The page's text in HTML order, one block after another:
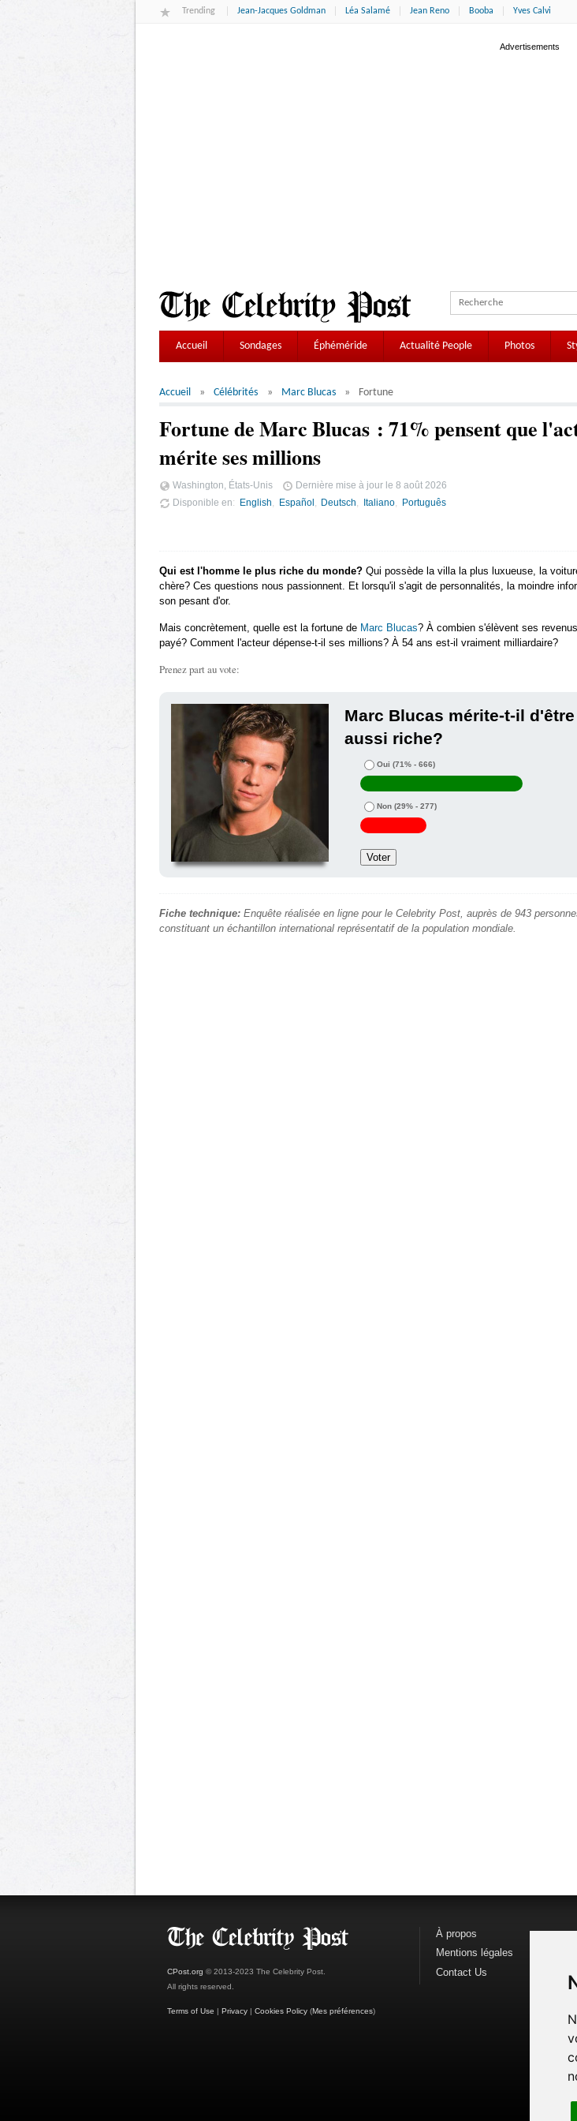
Trending Jean-Jacques Goldman Léa Salamé Jean Reno Booba Yves Calvi
Accueil Sondages Éphéméride Actualité People Photos
Accueil Célébrités Marc Blucas Fortune
Fortune de Marc Blucas : 71% pensent que
mérite ses millions
Washington, États-Unis Dernière mise à jour le 8 août 2026
Disponible en
English Español Deutsch Italiano Português
Qui est l'homme le plus riche du monde? Qui possède la villa la plus luxueuse, la
chère? Ces questions nous passionnent. Et lorsqu'il s'agit de personnalités, la moindre
son pesant d'or.
Mais concrètement, quelle est la fortune de Marc Blucas? À combien s'élèvent ses
payé? Comment l'acteur dépense-t-il ses millions? À 54 ans est-il vraiment milliardaire?
Prenez part au vote:
Marc Blucas mérite-t-il d'être
aussi riche?
Oui (71% - 666)
Non (29% - 277)
Fiche technique: Enquête réalisée en ligne pour le Celebrity Post, auprès de 943
constituant un échantillon international représentatif de la population mondiale.
CPost.org © 2013-2023 The Celebrity Post.
All rights reserved.
Terms of Use | Privacy | Cookies Policy (Mes préférences)
À propos
Mentions légales
Contact Us